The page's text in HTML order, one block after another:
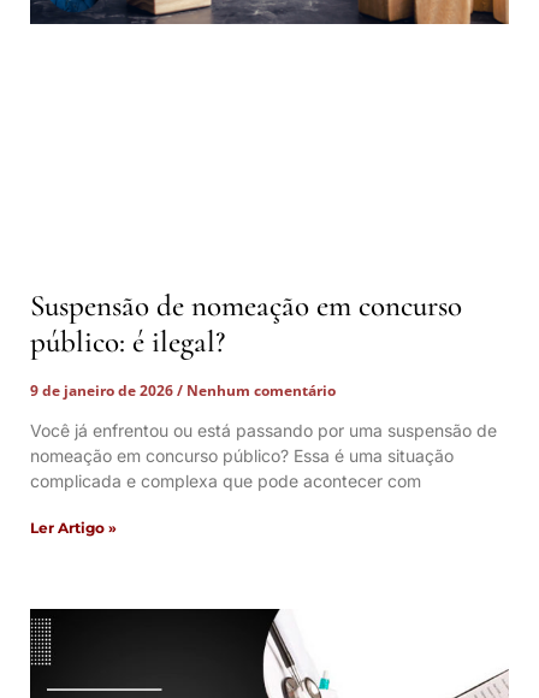
Suspensão de nomeação em concurso
público: é ilegal?
9 de janeiro de 2026
Nenhum comentário
Você já enfrentou ou está passando por uma suspensão de
nomeação em concurso público? Essa é uma situação
complicada e complexa que pode acontecer com
Ler Artigo »